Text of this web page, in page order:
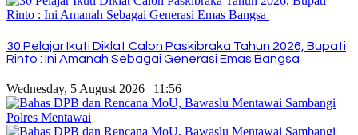
30 Pelajar Ikuti Diklat Calon Paskibraka Tahun 2026, Bupati
Rinto : Ini Amanah Sebagai Generasi Emas Bangsa
Wednesday, 5 August 2026 | 11:56